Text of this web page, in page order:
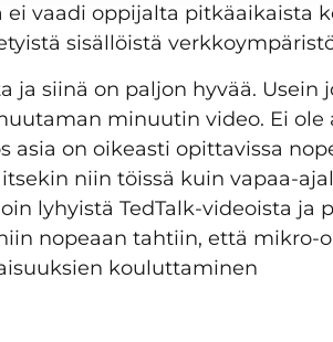
ei vaadi oppijalta pitkäaikaista
sisällöistä
ja siinä on paljon hyvää.
minuutin video. Ei ole
asia on oikeasti opittavissa
niin töissä kuin vapaa-
lyhyistä TedTalk-videoista ja
nopeaan tahtiin, että mikro-
kouluttaminen